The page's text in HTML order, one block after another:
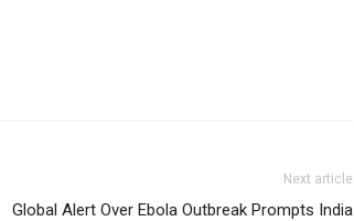
Next article
Global Alert Over Ebola Outbreak Prompts India